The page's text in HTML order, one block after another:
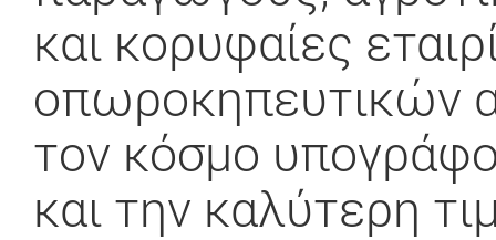
και κορυφαίες
οπωροκηπευτικών
τον κόσμο
και την καλύτερη